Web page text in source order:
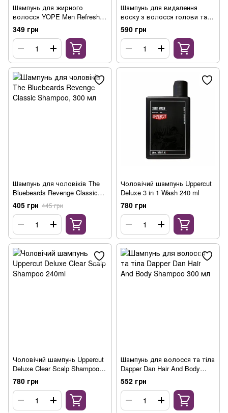
Шампунь для жирного
волосся YOPE Men Refresh
My Hair, 300мл
349 грн
Шампунь для видалення
воску з волосся голови та
бороди HAIRGUM ANTIWAX
SHAMPOO, 175 мл
590 грн
Шампунь для чоловіків The
Bluebeards Revenge Classic
Shampoo, 300 мл
405 грн 445 грн
Чоловічий шампунь Uppercut
Deluxe 3 in 1 Wash 240 ml
780 грн
Чоловічий шампунь Uppercut
Deluxe Clear Scalp Shampoo
240ml
780 грн
Шампунь для волосся та тіла
Dapper Dan Hair And Body
Shampoo 300 мл
552 грн